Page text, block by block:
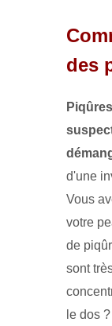
des
d'une
Vous
votre
de
sont
le dos ?